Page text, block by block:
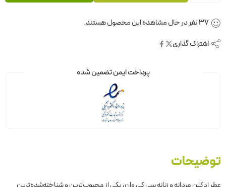
37نفردر حال مشاهده این محصول هستند.
اشتراک گذاری
پرداخت ایمن تضمین شده
توضیحات